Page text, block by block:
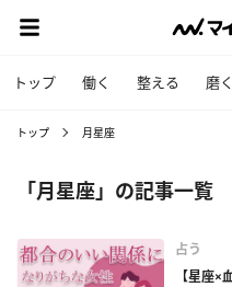
トップ 働く 整える 磨く
トップ 月星座
「月星座」の記事一覧
占う
【星座